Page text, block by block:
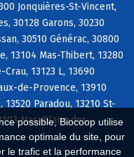
possible, Biocoop utilise
optimale du site, pour
le trafic et la performance
Jonquières-St-Vincent,
30128 Garons, 30230
30510 Générac, 30800
13104 Mas-Thibert, 13280
13123 L, 13690
de-Provence, 13910
Paradou, 13210 St-
Mas-Blanc-des-